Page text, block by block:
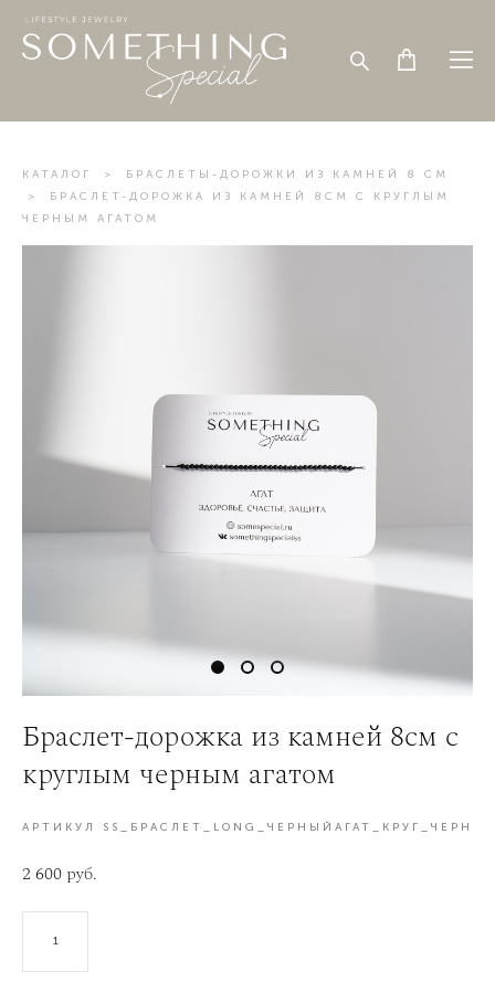
КАТАЛОГ >
БРАСЛЕТЫ-ДОРОЖКИ ИЗ КАМНЕЙ 8 СМ
>
БРАСЛЕТ-ДОРОЖКА ИЗ КАМНЕЙ 8СМ С КРУГЛЫМ
ЧЕРНЫМ АГАТОМ
Браслет-дорожка из камней 8см с
круглым черным агатом
АРТИКУЛ SS_БРАСЛЕТ_LONG_ЧЕРНЫЙАГАТ_КРУГ_ЧЕРН
2 600 pуб.